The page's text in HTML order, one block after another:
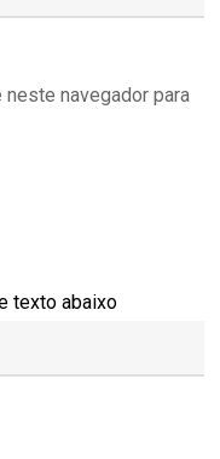
navegador para
texto abaixo